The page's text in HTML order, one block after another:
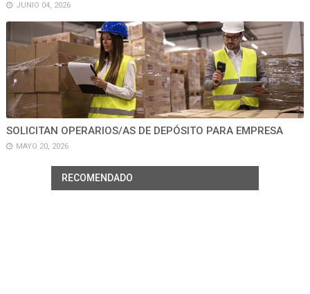
JUNIO 04, 2026
SOLICITAN OPERARIOS/AS DE DEPÓSITO PARA EMPRESA
MAYO 20, 2026
RECOMENDADO